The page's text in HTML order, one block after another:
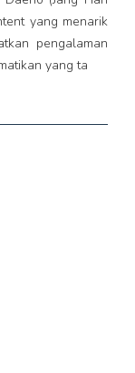
yang menarik
pengalaman
yang ta